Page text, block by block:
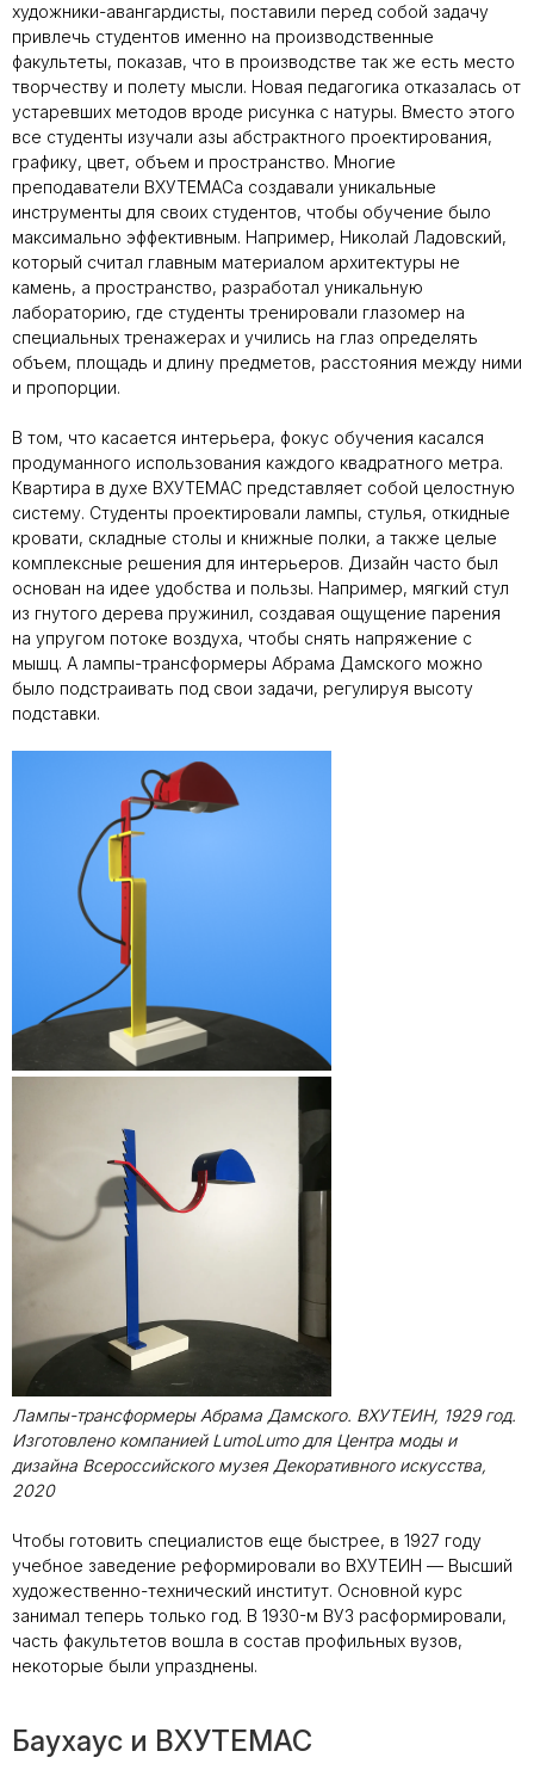
художники-авангардисты, поставили перед собой задачу
привлечь студентов именно на производственные
факультеты, показав, что в производстве так же есть место
творчеству и полету мысли. Новая педагогика отказалась от
устаревших методов вроде рисунка с натуры. Вместо этого
все студенты изучали азы абстрактного проектирования,
графику, цвет, объем и пространство. Многие
преподаватели ВХУТЕМАСа создавали уникальные
инструменты для своих студентов, чтобы обучение было
максимально эффективным. Например, Николай Ладовский,
который считал главным материалом архитектуры не
камень, а пространство, разработал уникальную
лабораторию, где студенты тренировали глазомер на
специальных тренажерах и учились на глаз определять
объем, площадь и длину предметов, расстояния между ними
и пропорции.
В том, что касается интерьера, фокус обучения касался
продуманного использования каждого квадратного метра.
Квартира в духе ВХУТЕМАС представляет собой целостную
систему. Студенты проектировали лампы, стулья, откидные
кровати, складные столы и книжные полки, а также целые
комплексные решения для интерьеров. Дизайн часто был
основан на идее удобства и пользы. Например, мягкий стул
из гнутого дерева пружинил, создавая ощущение парения
на упругом потоке воздуха, чтобы снять напряжение с
мышц. А лампы-трансформеры Абрама Дамского можно
было подстраивать под свои задачи, регулируя высоту
подставки.
Лампы-трансформеры Абрама Дамского. ВХУТЕИН, 1929 год.
Изготовлено компанией LumoLumo для Центра моды и
дизайна Всероссийского музея Декоративного искусства,
2020
Чтобы готовить специалистов еще быстрее, в 1927 году
учебное заведение реформировали во ВХУТЕИН — Высший
художественно-технический институт. Основной курс
занимал теперь только год. В 1930-м ВУЗ расформировали,
часть факультетов вошла в состав профильных вузов,
некоторые были упразднены.
Баухаус и ВХУТЕМАС